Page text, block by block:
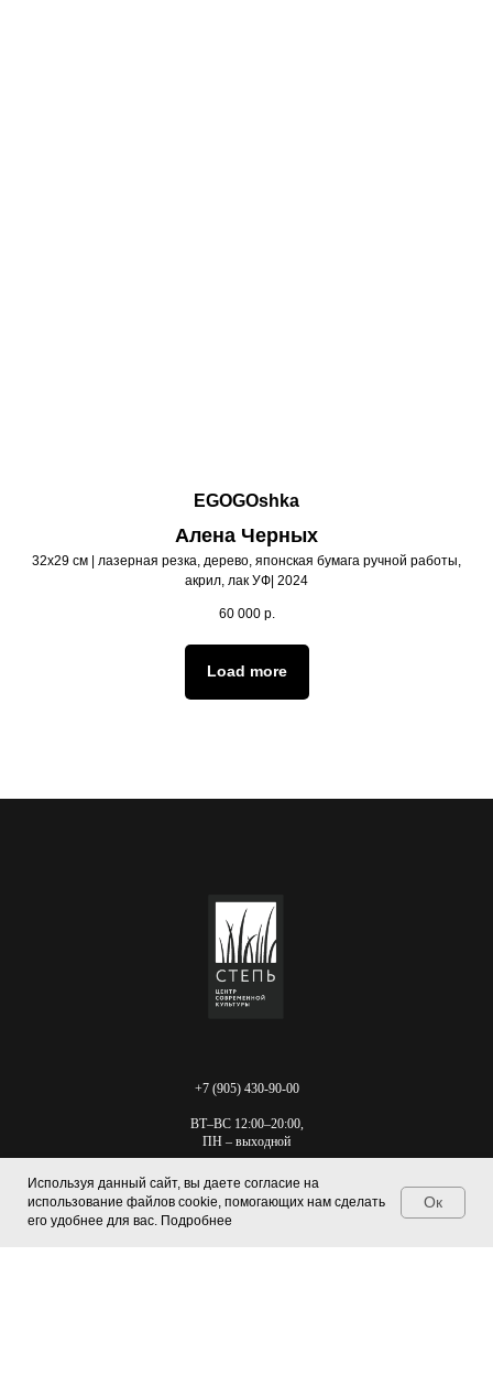
EGOGOshka
Алена Черных
32х29 см | лазерная резка, дерево, японская бумага ручной работы,
акрил, лак УФ| 2024
60 000 р.
Load more
+7 (905) 430-90-00
ВТ–ВС 12:00–20:00,
ПН – выходной
Береговая, 12, стр. 1
info@centr-step.ru
Используя данный сайт, вы даете согласие на
использование файлов cookie, помогающих нам сделать
его удобнее для вас. Подробнее
Ок